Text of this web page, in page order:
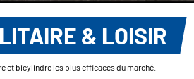
& LOISIR
et bicylindre les plus efficaces du marché.